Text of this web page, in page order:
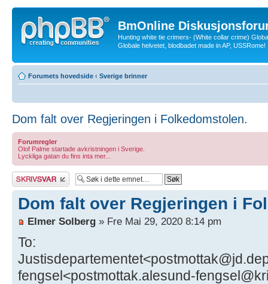
BmOnline
Hunting white tie crimers- (White collar crime)
Globale helvetet, blodbadet made in AP, USSRome!
Forumets hovedside ‹ Sverige brinner
Dom falt over Regjeringen i Folkedomstolen.
Forumregler
Olof Palme startade avkristningen i Sverige.
Lyckliga gatan du fins inta mer...
Skriv et svar
Dom falt over Regjeringen i
Elmer Solberg » Fre Mai 29, 2020 8:14 pm
To:
fengsel<postmottak.alesund-